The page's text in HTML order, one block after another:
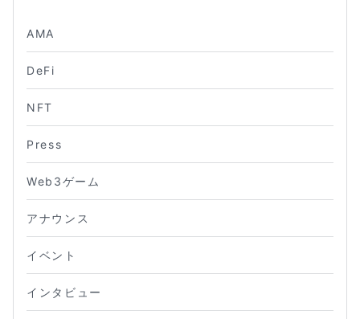
AMA
DeFi
NFT
Press
Web3ゲーム
アナウンス
イベント
インタビュー